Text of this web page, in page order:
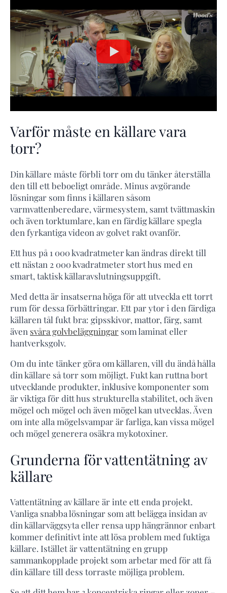
Varför måste en källare vara
torr?
Din källare måste förbli torr om du tänker återställa
den till ett beboeligt område. Minus avgörande
lösningar som finns i källaren såsom
varmvattenberedare, värmesystem, samt tvättmaskin
och även torktumlare, kan en färdig källare spegla
den fyrkantiga videon av golvet rakt ovanför.
Ett hus på 1 000 kvadratmeter kan ändras direkt till
ett nästan 2 000 kvadratmeter stort hus med en
smart, taktisk källaravslutningsuppgift.
Med detta är insatserna höga för att utveckla ett torrt
rum för dessa förbättringar. Ett par ytor i den färdiga
källaren tål fukt bra: gipsskivor, mattor, färg, samt
även svåra golvbeläggningar som laminat eller
hantverksgolv.
Om du inte tänker göra om källaren, vill du ändå hålla
din källare så torr som möjligt. Fukt kan ruttna bort
utvecklande produkter, inklusive komponenter som
är viktiga för ditt hus strukturella stabilitet, och även
mögel och mögel och även mögel kan utvecklas. Även
om inte alla mögelsvampar är farliga, kan vissa mögel
och mögel generera osäkra mykotoxiner.
Grunderna för vattentätning av
källare
Vattentätning av källare är inte ett enda projekt.
Vanliga snabba lösningar som att belägga insidan av
din källarväggsyta eller rensa upp hängrännor enbart
kommer definitivt inte att lösa problem med fuktiga
källare. Istället är vattentätning en grupp
sammankopplade projekt som arbetar med för att få
din källare till dess torraste möjliga problem.